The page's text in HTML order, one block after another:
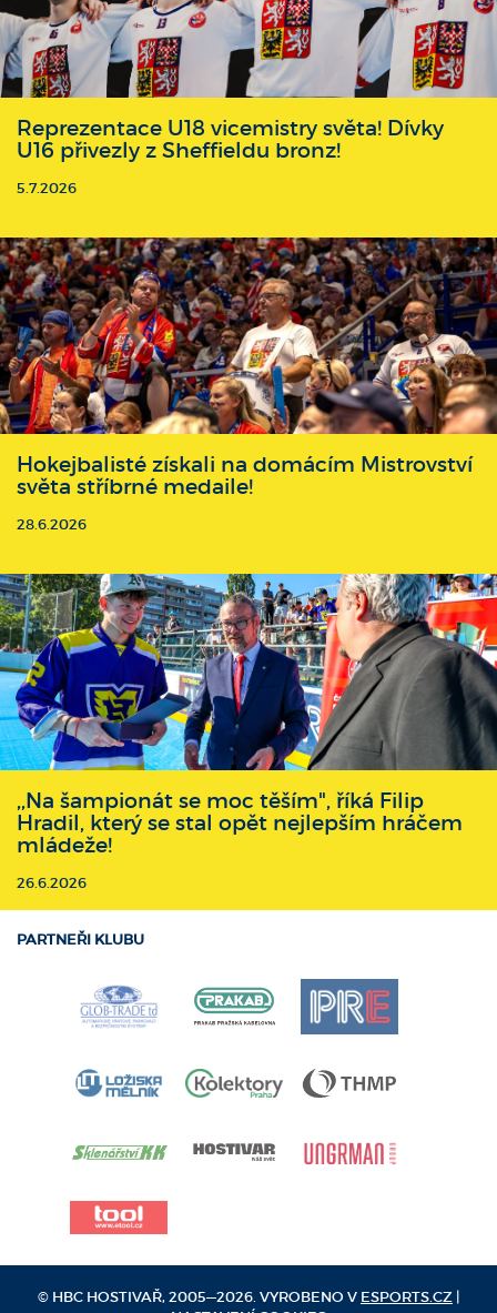
Reprezentace U18 vicemistry světa! Dívky
U16 přivezly z Sheffieldu bronz!
5.7.2026
Hokejbalisté získali na domácím Mistrovství
světa stříbrné medaile!
28.6.2026
,,Na šampionát se moc těším", říká Filip
Hradil, který se stal opět nejlepším hráčem
mládeže!
26.6.2026
PARTNEŘI KLUBU
© HBC HOSTIVAŘ, 2005—2026. VYROBENO V ESPORTS.CZ |